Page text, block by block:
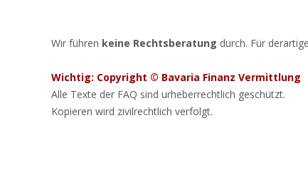
Wir führen keine Rechtsberatung durch. Für
Wichtig: Copyright © Bavaria Finanz Vermittlung
Alle Texte der FAQ sind urheberrechtlich geschützt.
Kopieren wird zivilrechtlich verfolgt.